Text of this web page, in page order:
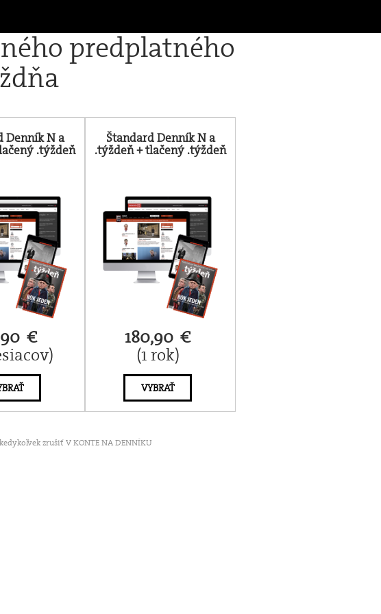
predplatného
Denník N a
.týždeň
€
Štandard Denník N a
.týždeň + tlačený .týždeň
180,90 €
(1 rok)
VYBRAŤ
zrušiť V KONTE NA DENNÍKU